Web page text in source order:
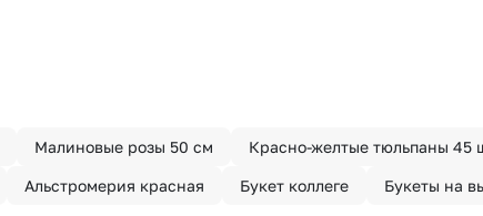
Малиновые розы 50 см Красно-желтые тюльпаны 45
Альстромерия красная Букет коллеге Букеты на